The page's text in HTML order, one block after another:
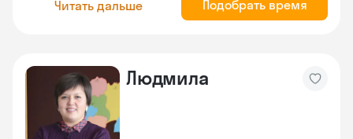
Читать дальше Подобрать время
Людмила